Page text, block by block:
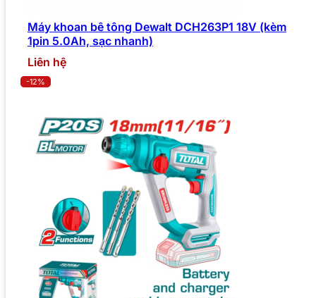
Máy khoan bê tông Dewalt DCH263P1 18V (kèm
1pin 5.0Ah, sạc nhanh)
Liên hệ
-12%